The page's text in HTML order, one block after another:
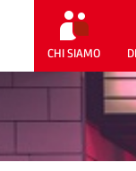
CHI SIAMO